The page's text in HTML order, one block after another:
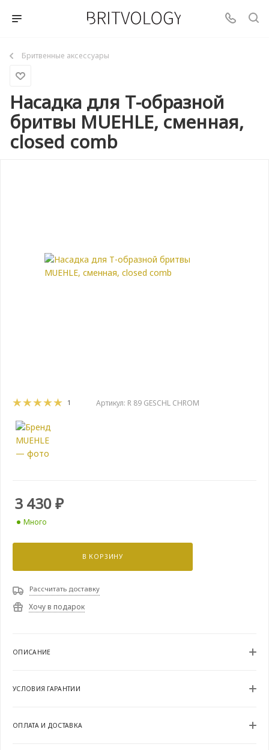
Бритвенные аксессуары
Насадка для Т-образной
бритвы MUEHLE, сменная,
closed comb
1 Артикул: R 89 GESCHL CHROM
3 430₽
Много
В КОРЗИНУ
Рассчитать доставку
Хочу в подарок
ОПИСАНИЕ
УСЛОВИЯ ГАРАНТИИ
ОПЛАТА И ДОСТАВКА